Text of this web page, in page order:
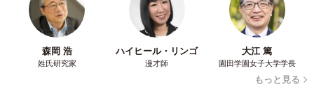
森岡 浩
姓氏研究家
ハイヒール・リンゴ
漫才師
大江 篤
園田学園女子大学学長
もっと見る